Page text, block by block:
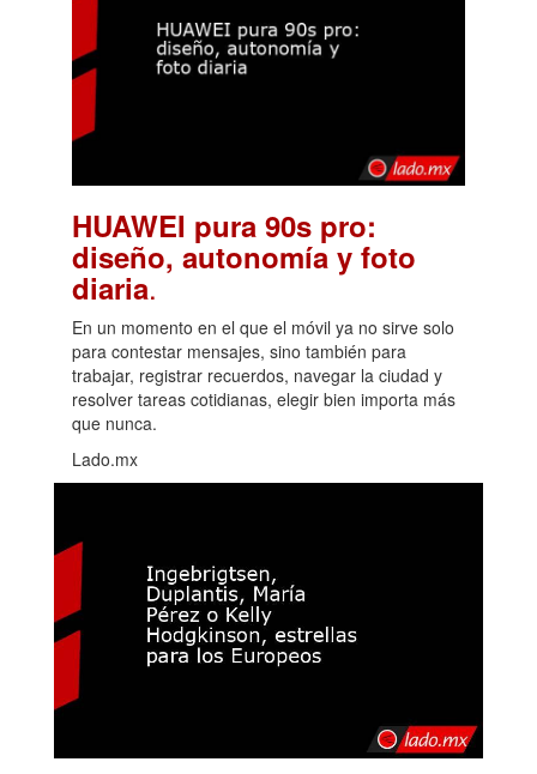
HUAWEI pura 90s pro:
diseño, autonomía y foto
diaria.
En un momento en el que el móvil ya no sirve solo
para contestar mensajes, sino también para
trabajar, registrar recuerdos, navegar la ciudad y
resolver tareas cotidianas, elegir bien importa más
que nunca.
Lado.mx